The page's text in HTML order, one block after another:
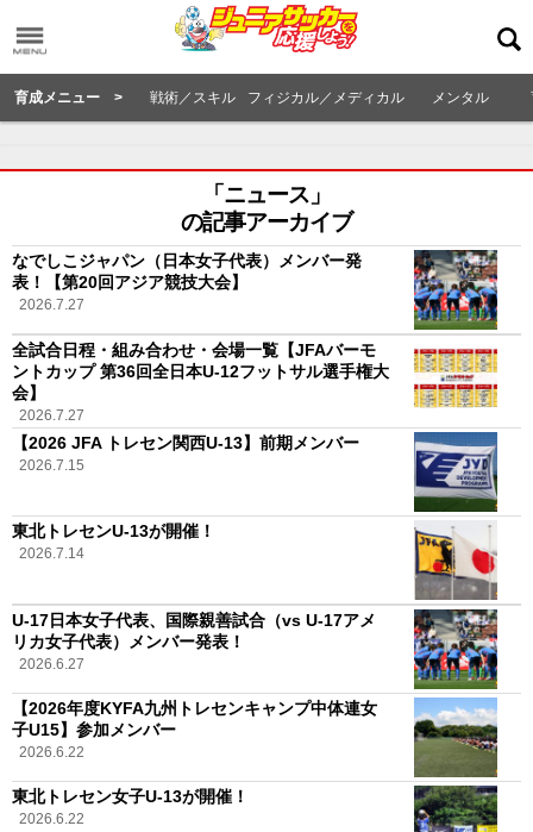
育成メニュー > 戦術／スキル フィジカル／メディカル メンタル
「ニュース」
の記事アーカイブ
なでしこジャパン（日本女子代表）メンバー発
表！【第20回アジア競技大会】
2026.7.27
全試合日程・組み合わせ・会場一覧【JFAバーモ
ントカップ 第36回全日本U-12フットサル選手権大
会】
2026.7.27
【2026 JFA トレセン関西U-13】前期メンバー
2026.7.15
東北トレセンU-13が開催！
2026.7.14
U-17日本女子代表、国際親善試合（vs U-17アメ
リカ女子代表）メンバー発表！
2026.6.27
【2026年度KYFA九州トレセンキャンプ中体連女
子U15】参加メンバー
2026.6.22
東北トレセン女子U-13が開催！
2026.6.22